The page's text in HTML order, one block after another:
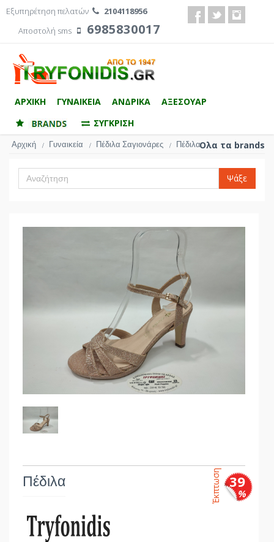
Εξυπηρέτηση πελατών
2104118956
Αποστολή sms
6985830017
ΑΡΧΙΚΗ ΓΥΝΑΙΚΕΙΑ ΑΝΔΡΙΚΑ
ΑΞΕΣΟΥΑΡ
ΣΥΓΚΡΙΣΗ
Αρχική / Γυναικεία / Πέδιλα Σαγιονάρες / Πέδιλα
Ψάξε
Ολα τα brands
Πέδιλα Έκπτωση 39
%